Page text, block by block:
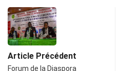
Article Précédent
Forum de la Diaspora